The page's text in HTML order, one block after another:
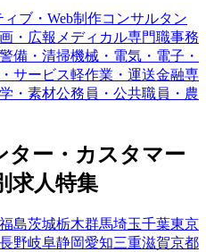
ィブ・Web制作コンサルタン
・広報 メディカル専門職事務
備・清掃機械・電気・電子・
サービス軽作業・運送金融専
・素材公務員・公共職員・農
ター・カスタマー
求人特集
福島茨城栃木群馬埼玉千葉東京
長野岐阜静岡愛知三重滋賀京都